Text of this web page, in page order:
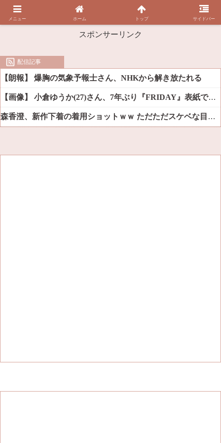
スポンサーリンク
配信記事
【朗報】 爆胸の気象予報士さん、NHKから解き放たれる
【画像】 小倉ゆうか(27)さん、7年ぶり『FRIDAY』表紙で神ボディ大解放
森香澄、新作下着の着用ショットｗｗ ただただスケベな目でしか見れんだろ！！
メニュー ホーム トップ サイドバー